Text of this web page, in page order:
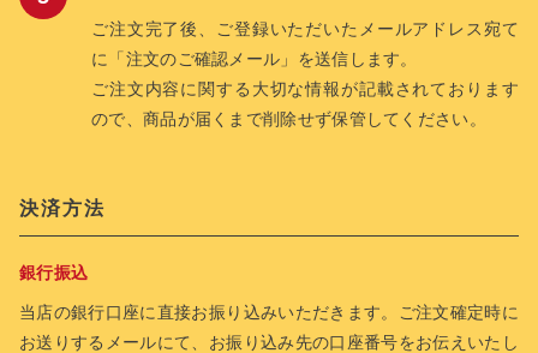
ご注文完了後、ご登録いただいたメールアドレス宛て
に「注文のご確認メール」を送信します。
ご注文内容に関する大切な情報が記載されております
ので、商品が届くまで削除せず保管してください。
決済方法
銀行振込
当店の銀行口座に直接お振り込みいただきます。ご注文確定時に
お送りするメールにて、お振り込み先の口座番号をお伝えいたし